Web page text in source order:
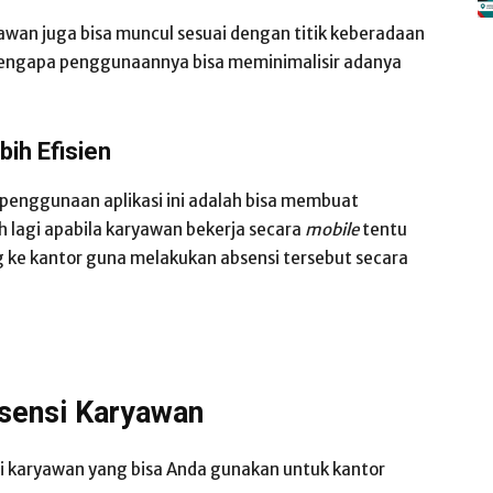
juga bisa muncul sesuai dengan titik keberadaan
penggunaannya bisa meminimalisir adanya
Efisien
aplikasi ini adalah bisa membuat
lagi apabila karyawan bekerja secara mobiletentu
kantor guna melakukan absensi tersebut secara
Karyawan
yang bisa Anda gunakan untuk kantor